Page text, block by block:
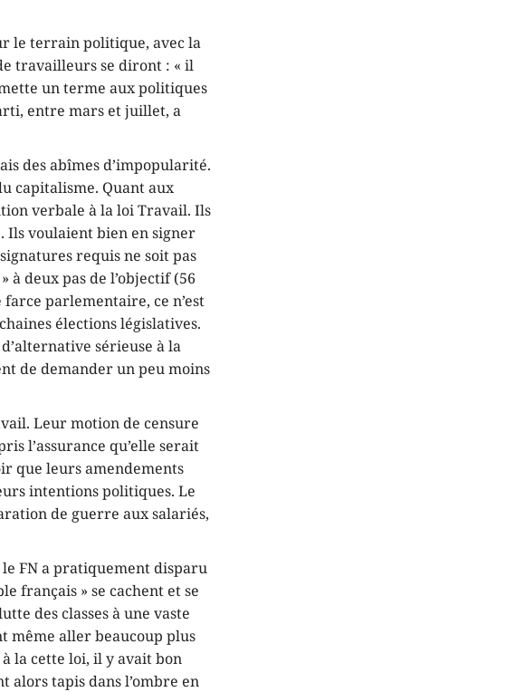
le terrain politique, avec la
travailleurs se diront : « il
un terme aux politiques
entre mars et juillet, a
des abîmes d’impopularité.
capitalisme. Quant aux
verbale à la loi Travail. Ils
Ils voulaient bien en signer
requis ne soit pas
à deux pas de l’objectif (56
farce parlementaire, ce n’est
élections législatives.
sérieuse à la
de demander un peu moins
Leur motion de censure
l’assurance qu’elle serait
que leurs amendements
intentions politiques. Le
de guerre aux salariés,
FN a pratiquement disparu
français » se cachent et se
des classes à une vaste
même aller beaucoup plus
la cette loi, il y avait bon
alors tapis dans l’ombre en